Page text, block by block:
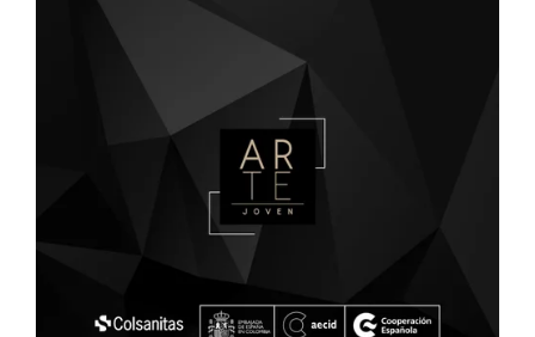
Premio Arte Joven 2019
Exposiciones|Formación Premio Arte Joven